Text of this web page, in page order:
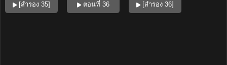
[สำรอง 35] ตอนที่ 36 [สำรอง 36]